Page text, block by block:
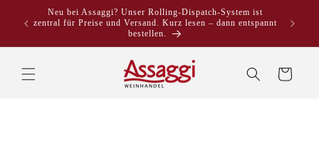
Inhalt
Neu bei Assaggi? Unser Rolling-Dispatch-System ist
zentral für Preise und Versand. Kurz lesen – dann entspannt
bestellen.
Warenkorb